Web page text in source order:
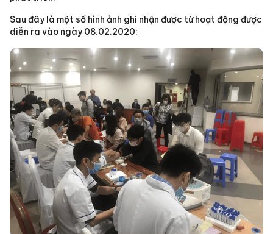
Sau đây là một số hình ảnh ghi nhận được từ hoạt động được
diễn ra vào ngày 08.02.2020: